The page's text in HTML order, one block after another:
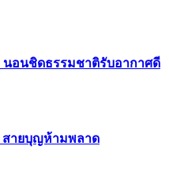
นอนชิดธรรมชาติรับอากาศดี
สายบุญห้ามพลาด